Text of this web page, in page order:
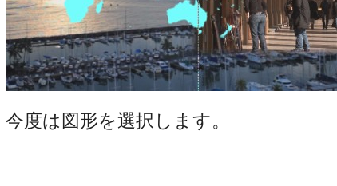
今度は図形を選択します。